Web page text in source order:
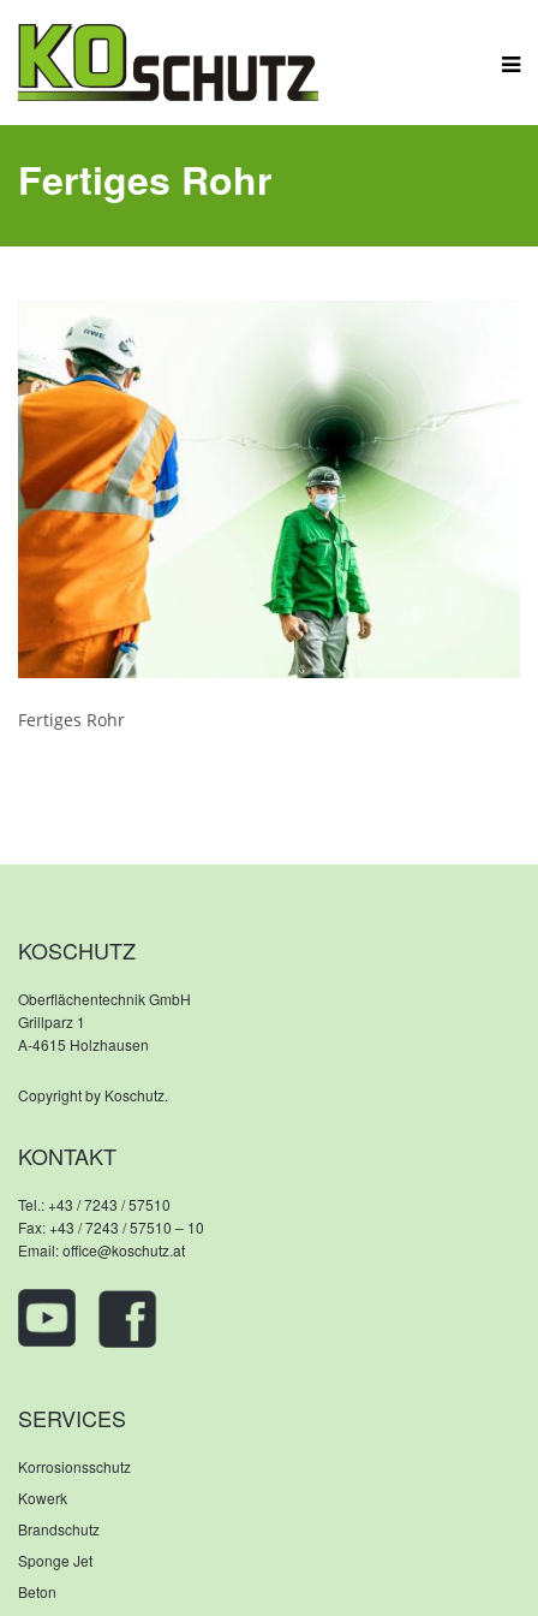
Fertiges Rohr
Fertiges Rohr
KOSCHUTZ
Oberflächentechnik GmbH
Grillparz 1
A-4615 Holzhausen
Copyright by Koschutz.
KONTAKT
Tel.:+43 / 7243 / 57510
Fax: +43 / 7243 / 57510 – 10
Email:office@koschutz.at
SERVICES
Korrosionsschutz
Kowerk
Brandschutz
Sponge Jet
Beton